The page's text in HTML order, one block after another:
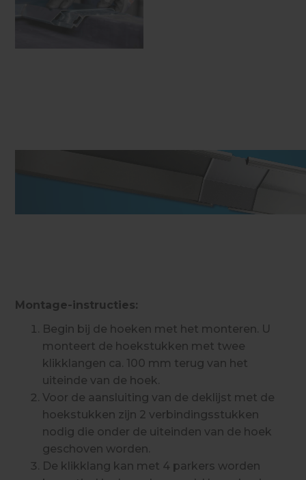
Montage-instructies:
Begin bij de hoeken met het monteren. U
monteert de hoekstukken met twee
klikklangen ca. 100 mm terug van het
uiteinde van de hoek.
Voor de aansluiting van de deklijst met de
hoekstukken zijn 2 verbindingsstukken
nodig die onder de uiteinden van de hoek
geschoven worden.
De klikklang kan met 4 parkers worden